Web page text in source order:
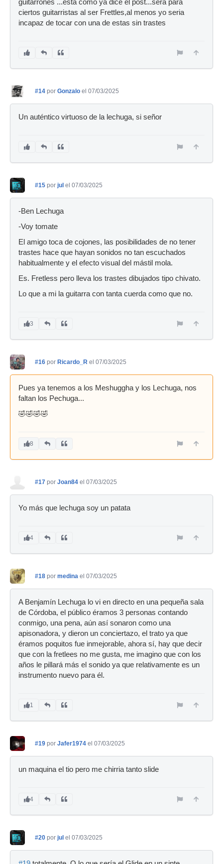
guitarrones ...esta como ya dice el post...sera para
ciertos guitarristas al ser Frettles,al menos yo seria
incapaz de tocar con una de estas sin trastes
#14 por Gonzalo el 07/03/2025
Un auténtico virtuoso de la lechuga, si señor
#15 por jul el 07/03/2025
-Ben Lechuga
-Voy tomate
El amigo toca de cojones, las posibilidades de no tener
trastes hace que hayan sonidos no tan escuchados
habitualmente y el efecto visual del mástil mola.
Es. Fretless pero lleva los trastes dibujados tipo chivato.
Lo que a mi la guitarra con tanta cuerda como que no.
3
#16 por Ricardo_R el 07/03/2025
Pues ya tenemos a los Meshuggha y los Lechuga, nos
faltan los Pechuga...
🤣🤣🤣🤣
8
#17 por Joan84 el 07/03/2025
Yo más que lechuga soy un patata
4
#18 por medina el 07/03/2025
A Benjamín Lechuga lo vi en directo en una pequeña sala
de Córdoba, el público éramos 3 personas contando
conmigo, una pena, aún así sonaron como una
apisonadora, y dieron un conciertazo, el trato ya que
éramos poquitos fue inmejorable, ahora sí, hay que decir
que con la fretlees no me gusta, me imagino que con los
años le pillará más el sonido ya que relativamente es un
instrumento nuevo para él.
1
#19 por Jafer1974 el 07/03/2025
un maquina el tio pero me chirria tanto slide
4
#20 por jul el 07/03/2025